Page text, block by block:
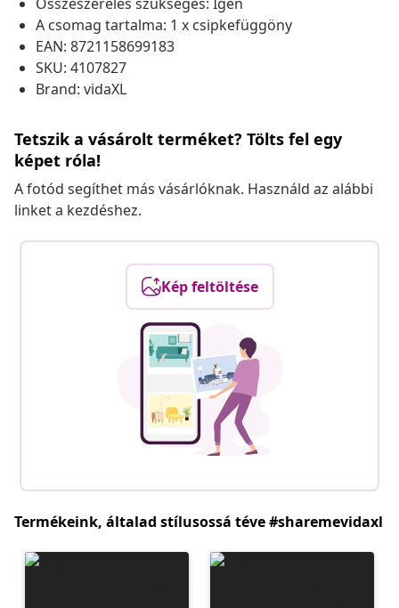
A csomag tartalma: 1 x csipkefüggöny
EAN: 8721158699183
SKU: 4107827
Brand: vidaXL
Tetszik a vásárolt terméket? Tölts fel egy
képet róla!
A fotód segíthet más vásárlóknak. Használd az alábbi
linket a kezdéshez.
Kép feltöltése
Termékeink, általad stílusossá téve #sharemevidaxl